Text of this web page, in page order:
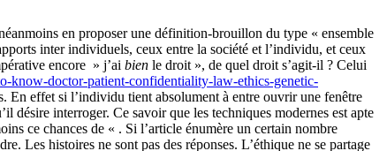
en proposer une définition-brouillon du type « ensemble
inter individuels, ceux entre la société et l’individu, et ceux
encore » j’ai bien le droit », de quel droit s’agit-il ? Celui
know-doctor-patient-confidentiality-law-ethics-genetic-
En effet si l’individu tient absolument à entre ouvrir une fenêtre
désire interroger. Ce savoir que les techniques modernes est apte
ce chances de « . Si l’article énumère un certain nombre
Les histoires ne sont pas des réponses. L’éthique ne se partage